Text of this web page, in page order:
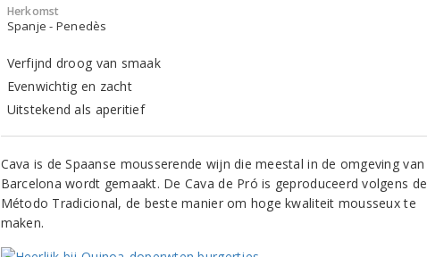
Herkomst
Spanje - Penedès
Verfijnd droog van smaak
Evenwichtig en zacht
Uitstekend als aperitief
Cava is de Spaanse mousserende wijn die meestal in de omgeving van
Barcelona wordt gemaakt. De Cava de Pró is geproduceerd volgens de
Método Tradicional, de beste manier om hoge kwaliteit mousseux te
maken.